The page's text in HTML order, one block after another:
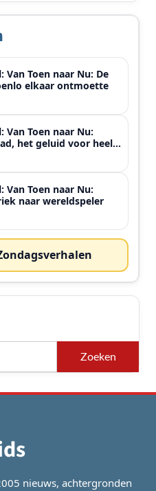
Van Toen naar Nu: De
elkaar ontmoette
Van Toen naar Nu:
het geluid voor heel
Van Toen naar Nu:
naar wereldspeler
nieuws, achtergronden